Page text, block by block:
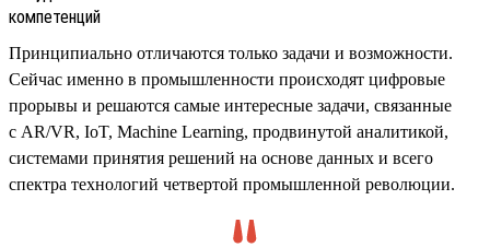
Принципиально отличаются только задачи и возможности.
Сейчас именно в промышленности происходят цифровые
прорывы и решаются самые интересные задачи, связанные
с AR/VR, IoT, Machine Learning, продвинутой аналитикой,
системами принятия решений на основе данных и всего
спектра технологий четвертой промышленной революции.